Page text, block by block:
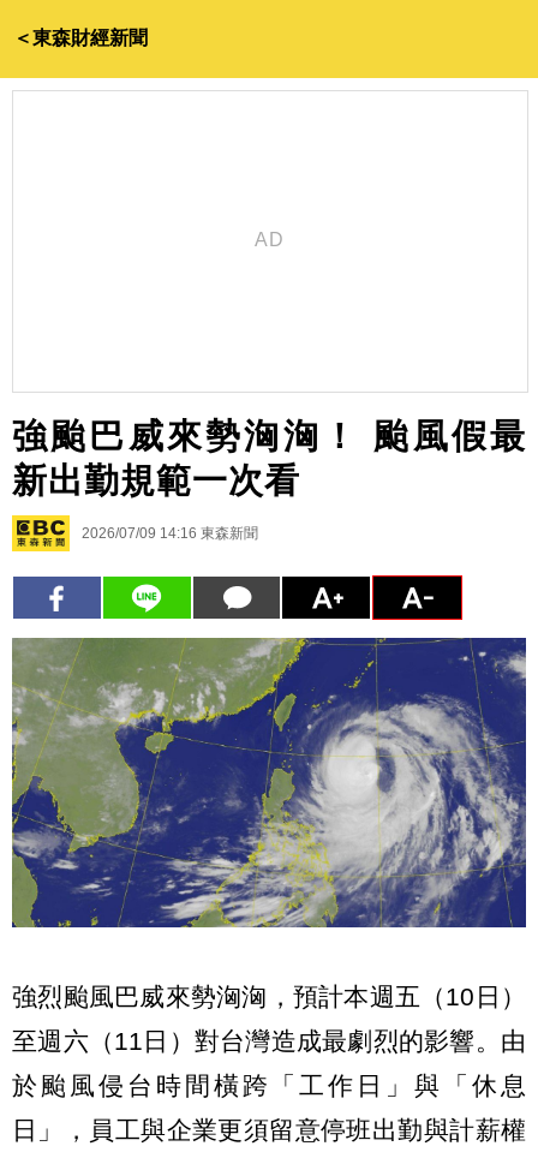
＜東森財經新聞
強颱巴威來勢洶洶！ 颱風假最
新出勤規範一次看
2026/07/09 14:16 東森新聞
強烈颱風巴威來勢洶洶，預計本週五（10日）
至週六（11日）對台灣造成最劇烈的影響。由
於颱風侵台時間橫跨「工作日」與「休息
日」，員工與企業更須留意停班出勤與計薪權